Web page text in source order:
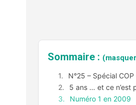
Sommaire :
N°25 – Spécial COP
5 ans … et ce n’est
Numéro 1 en 2009